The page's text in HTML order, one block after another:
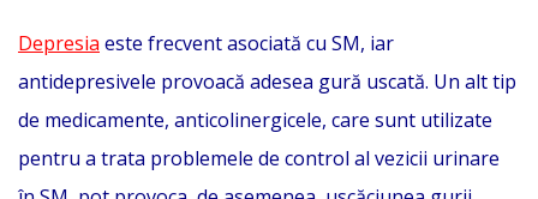
Depresia este frecvent asociată cu SM, iar
antidepresivele provoacă adesea gură uscată. Un alt tip
de medicamente, anticolinergicele, care sunt utilizate
pentru a trata problemele de control al vezicii urinare